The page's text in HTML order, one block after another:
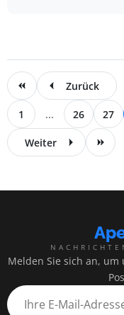
Zurück
1 ... 26 27
Weiter
Melden Sie sich an,